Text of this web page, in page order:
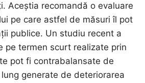
Aceștia recomandă o evaluare
pe care astfel de măsuri îl pot
publice. Un studiu recent a
pe termen scurt realizate prin
pot fi contrabalansate de
generate de deteriorarea